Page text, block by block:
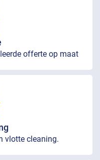
offerte op maat
vlotte cleaning.